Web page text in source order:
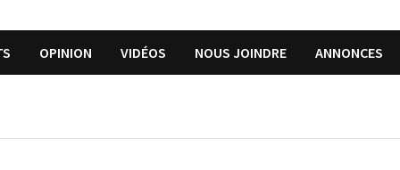
OPINION VIDÉOS NOUS JOINDRE ANNONCES